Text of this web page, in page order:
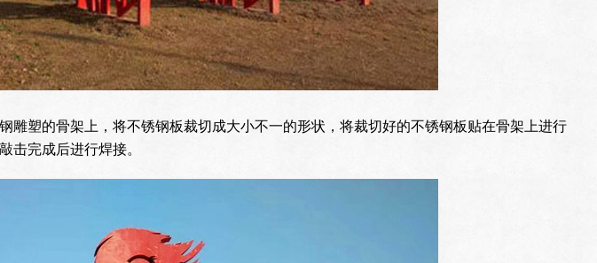
雕塑的骨架上，将不锈钢板裁切成大小不一的形状，将裁切好的不锈钢板贴在骨架上进行
击完成后进行焊接。